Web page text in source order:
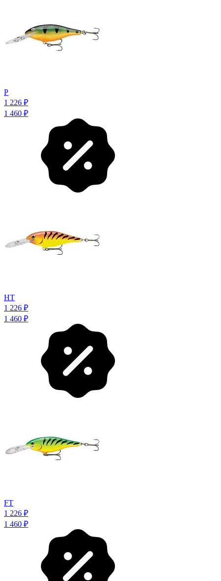
P
1 226 ₽
1 460 ₽
HT
1 226 ₽
1 460 ₽
FT
1 226 ₽
1 460 ₽